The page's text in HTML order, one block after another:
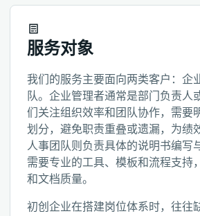
服务对象
我们的服务主要面向两类客户：企
队。企业管理者通常是部门负责人
们关注组织效率和团队协作，需要
划分，避免职责重叠或遗漏，为绩
人事团队则负责具体的说明书编写
需要专业的工具、模板和流程支持
和文档质量。
初创企业在搭建岗位体系时，往往